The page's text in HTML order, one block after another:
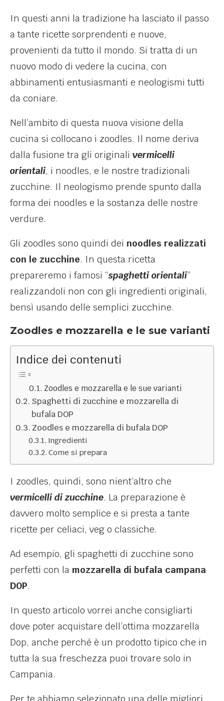
In questi anni la tradizione ha lasciato il passo
a tante ricette sorprendenti e nuove,
provenienti da tutto il mondo. Si tratta di un
nuovo modo di vedere la cucina, con
abbinamenti entusiasmanti e neologismi tutti
da coniare.
Nell’ambito di questa nuova visione della
cucina si collocano i zoodles. Il nome deriva
dalla fusione tra gli originali vermicelli
orientali, i noodles, e le nostre tradizionali
zucchine. Il neologismo prende spunto dalla
forma dei noodles e la sostanza delle nostre
verdure.
Gli zoodles sono quindi dei noodles realizzati
con le zucchine. In questa ricetta
prepareremo i famosi “spaghetti orientali”
realizzandoli non con gli ingredienti originali,
bensì usando delle semplici zucchine.
Zoodles e mozzarella e le sue varianti
Indice dei contenuti
Zoodles e mozzarella e le sue varianti
Spaghetti di zucchine e mozzarella di
bufala DOP
Zoodles e mozzarella di bufala DOP
Ingredienti
Come si prepara
I zoodles, quindi, sono nient’altro che
vermicelli di zucchine. La preparazione è
davvero molto semplice e si presta a tante
ricette per celiaci, veg o classiche.
Ad esempio, gli spaghetti di zucchine sono
perfetti con la mozzarella di bufala campana
DOP.
In questo articolo vorrei anche consigliarti
dove poter acquistare dell’ottima mozzarella
Dop, anche perché è un prodotto tipico che in
tutta la sua freschezza puoi trovare solo in
Campania.
Per te abbiamo selezionato una delle migliori